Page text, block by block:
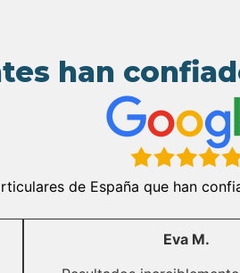
han
de España que han
Eva M.